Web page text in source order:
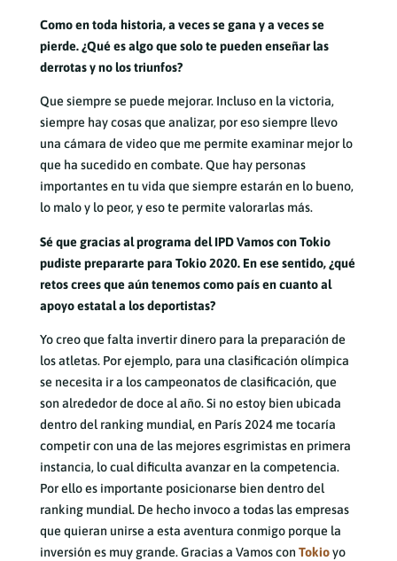
Como en toda historia, a veces se gana y a veces se
pierde. ¿Qué es algo que solo te pueden enseñar las
derrotas y no los triunfos?
Que siempre se puede mejorar. Incluso en la victoria,
siempre hay cosas que analizar, por eso siempre llevo
una cámara de video que me permite examinar mejor lo
que ha sucedido en combate. Que hay personas
importantes en tu vida que siempre estarán en lo bueno,
lo malo y lo peor, y eso te permite valorarlas más.
Sé que gracias al programa del IPD Vamos con Tokio
pudiste prepararte para Tokio 2020. En ese sentido, ¿qué
retos crees que aún tenemos como país en cuanto al
apoyo estatal a los deportistas?
Yo creo que falta invertir dinero para la preparación de
los atletas. Por ejemplo, para una clasificación olímpica
se necesita ir a los campeonatos de clasificación, que
son alrededor de doce al año. Si no estoy bien ubicada
dentro del ranking mundial, en París 2024 me tocaría
competir con una de las mejores esgrimistas en primera
instancia, lo cual dificulta avanzar en la competencia.
Por ello es importante posicionarse bien dentro del
ranking mundial. De hecho invoco a todas las empresas
que quieran unirse a esta aventura conmigo porque la
inversión es muy grande. Gracias a Vamos con Tokioyo